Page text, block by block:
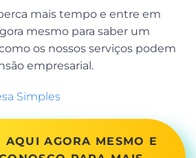
mais tempo e entre em
mesmo para saber um
os nossos serviços podem
empresarial.
Simples
AQUI AGORA MESMO E